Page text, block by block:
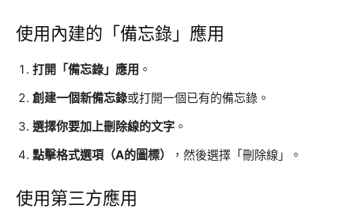
使用內建的「備忘錄」應用
打開「備忘錄」應用 。
創建一個新備忘錄或打開一個已有的備忘錄。
選擇你要加上刪除線的文字 。
點擊格式選項（A的圖標）
，然後選擇「刪除線」。
使用第三方應用